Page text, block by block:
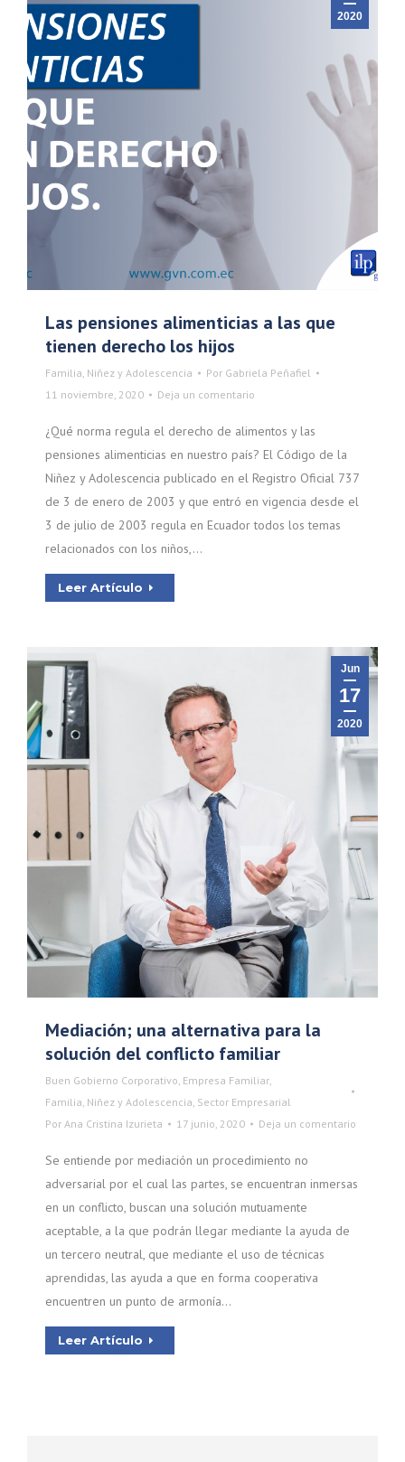
2020
Las pensiones alimenticias a las que
tienen derecho los hijos
Familia, Niñez y Adolescencia Por Gabriela Peñafiel
11 noviembre, 2020
Deja un comentario
¿Qué norma regula el derecho de alimentos y las
pensiones alimenticias en nuestro país? El Código de la
Niñez y Adolescencia publicado en el Registro Oficial 737
de 3 de enero de 2003 y que entró en vigencia desde el
3 de julio de 2003 regula en Ecuador todos los temas
relacionados con los niños,…
Leer Artículo
Jun
17
2020
Mediación; una alternativa para la
solución del conflicto familiar
Buen Gobierno Corporativo, Empresa Familiar,
Familia, Niñez y Adolescencia, Sector Empresarial
Por Ana Cristina Izurieta 17 junio, 2020 Deja un comentario
Se entiende por mediación un procedimiento no
adversarial por el cual las partes, se encuentran inmersas
en un conflicto, buscan una solución mutuamente
aceptable, a la que podrán llegar mediante la ayuda de
un tercero neutral, que mediante el uso de técnicas
aprendidas, las ayuda a que en forma cooperativa
encuentren un punto de armonía…
Leer Artículo